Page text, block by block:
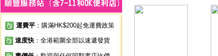
運費平 ：購滿HK$200起免運費政策
速度快 ：全港範圍全部以速遞發貨